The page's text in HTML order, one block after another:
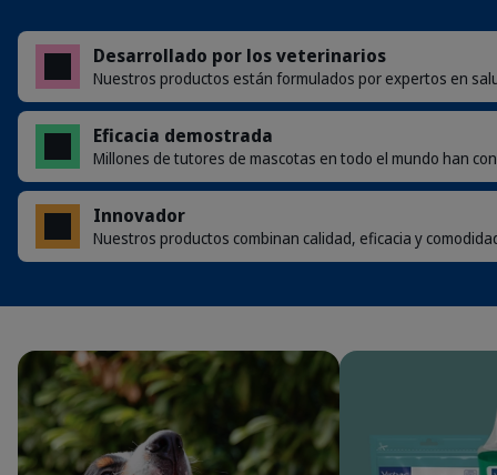
Dog_Bernese Moutain Dog_detoured
Desarrollado por los veterinarios
Nuestros productos están formulados por expertos en
Eficacia demostrada
Millones de tutores de mascotas en todo el mundo han
Innovador
Nuestros productos combinan calidad, eficacia y
Salud dental para perros y gatos